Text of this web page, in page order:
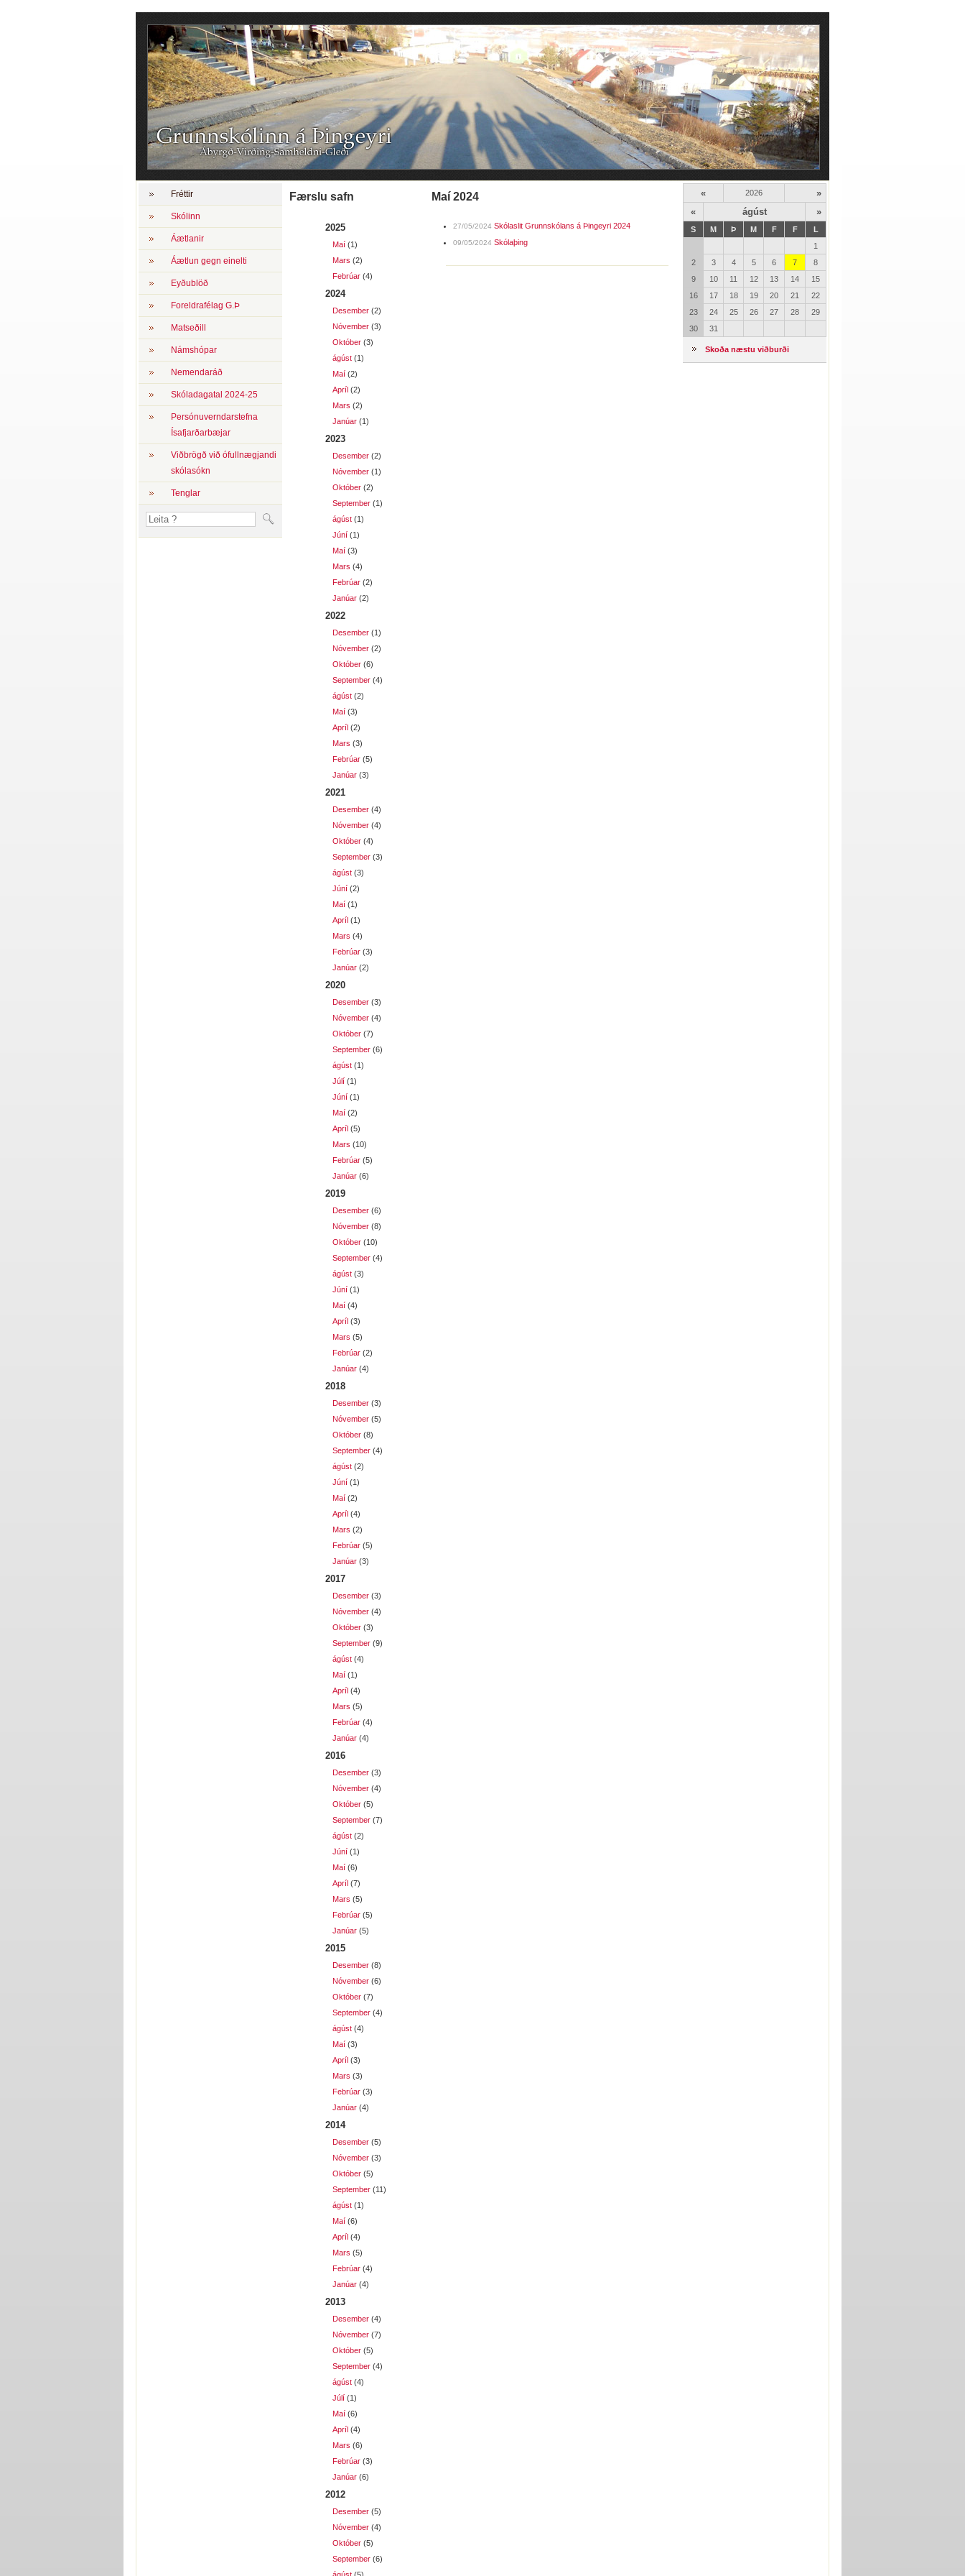
Fréttir
Skólinn
Áætlanir
Áætlun gegn einelti
Eyðublöð
Foreldrafélag G.Þ
Matseðill
Námshópar
Nemendaráð
Skóladagatal 2024-25
Persónuverndarstefna
Ísafjarðarbæjar
Viðbrögð við ófullnægjandi
skólasókn
Tenglar
Færslu safn
2025
Maí (1)
Mars (2)
Febrúar (4)
2024
Desember (2)
Nóvember (3)
Október (3)
ágúst (1)
Maí (2)
Apríl (2)
Mars (2)
Janúar (1)
2023
Desember (2)
Nóvember (1)
Október (2)
September (1)
ágúst (1)
Júní (1)
Maí (3)
Mars (4)
Febrúar (2)
Janúar (2)
2022
Desember (1)
Nóvember (2)
Október (6)
September (4)
ágúst (2)
Maí (3)
Apríl (2)
Mars (3)
Febrúar (5)
Janúar (3)
2021
Desember (4)
Nóvember (4)
Október (4)
September (3)
ágúst (3)
Júní (2)
Maí (1)
Apríl (1)
Mars (4)
Febrúar (3)
Janúar (2)
2020
Desember (3)
Nóvember (4)
Október (7)
September (6)
ágúst (1)
Júlí (1)
Júní (1)
Maí (2)
Apríl (5)
Mars (10)
Febrúar (5)
Janúar (6)
2019
Desember (6)
Nóvember (8)
Október (10)
September (4)
ágúst (3)
Júní (1)
Maí (4)
Apríl (3)
Mars (5)
Febrúar (2)
Janúar (4)
2018
Desember (3)
Nóvember (5)
Október (8)
September (4)
ágúst (2)
Júní (1)
Maí (2)
Apríl (4)
Mars (2)
Febrúar (5)
Janúar (3)
2017
Desember (3)
Nóvember (4)
Október (3)
September (9)
ágúst (4)
Maí (1)
Apríl (4)
Mars (5)
Febrúar (4)
Janúar (4)
2016
Desember (3)
Nóvember (4)
Október (5)
September (7)
ágúst (2)
Júní (1)
Maí (6)
Apríl (7)
Mars (5)
Febrúar (5)
Janúar (5)
2015
Desember (8)
Nóvember (6)
Október (7)
September (4)
ágúst (4)
Maí (3)
Apríl (3)
Mars (3)
Febrúar (3)
Janúar (4)
2014
Desember (5)
Nóvember (3)
Október (5)
September (11)
ágúst (1)
Maí (6)
Apríl (4)
Mars (5)
Febrúar (4)
Janúar (4)
2013
Desember (4)
Nóvember (7)
Október (5)
September (4)
ágúst (4)
Júlí (1)
Maí (6)
Apríl (4)
Mars (6)
Febrúar (3)
Janúar (6)
2012
Desember (5)
Nóvember (4)
Október (5)
September (6)
maí 2024
27/05/2024 Skólaslit Grunnskólans á Þingeyri 2024
09/05/2024 Skólaþing
« 2026
»
«
ágúst »
S M Þ M F F
L
1
2
3 4 5 6 7
8
9
10 11 12 13 14
15
16
17 18 19 20 21
22
23
24 25 26 27 28
29
30
31
Skoða næstu viðburði